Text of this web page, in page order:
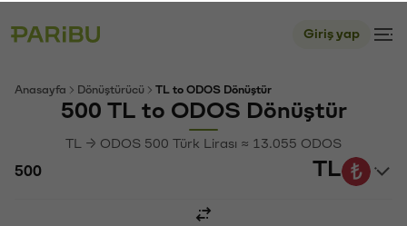
Giriş yap
Anasayfa Dönüştürücü TL to ODOS Dönüştür
500 TL to ODOS Dönüştür
TL → ODOS 500 Türk Lirası ≈ 13.055 ODOS
TL